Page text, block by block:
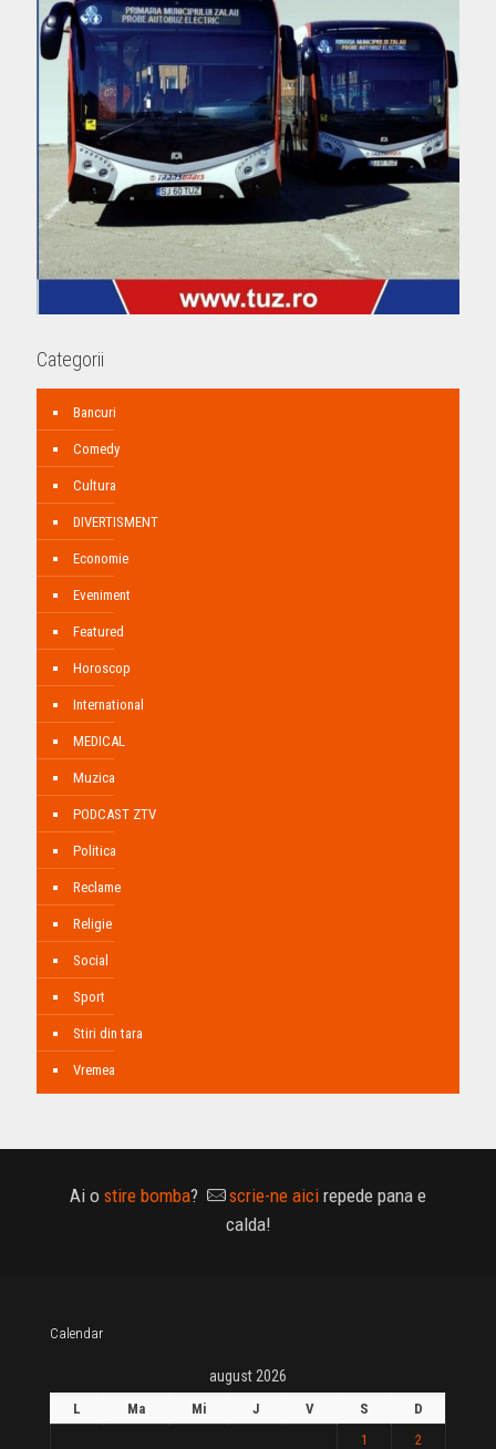
Categorii
Bancuri
Comedy
Cultura
DIVERTISMENT
Economie
Eveniment
Featured
Horoscop
International
MEDICAL
Muzica
PODCAST ZTV
Politica
Reclame
Religie
Social
Sport
Stiri din tara
Vremea
Ai o stire bomba? scrie-ne aici repede pana e
calda!
Calendar
august 2026
L Ma Mi J V S
D
1
2